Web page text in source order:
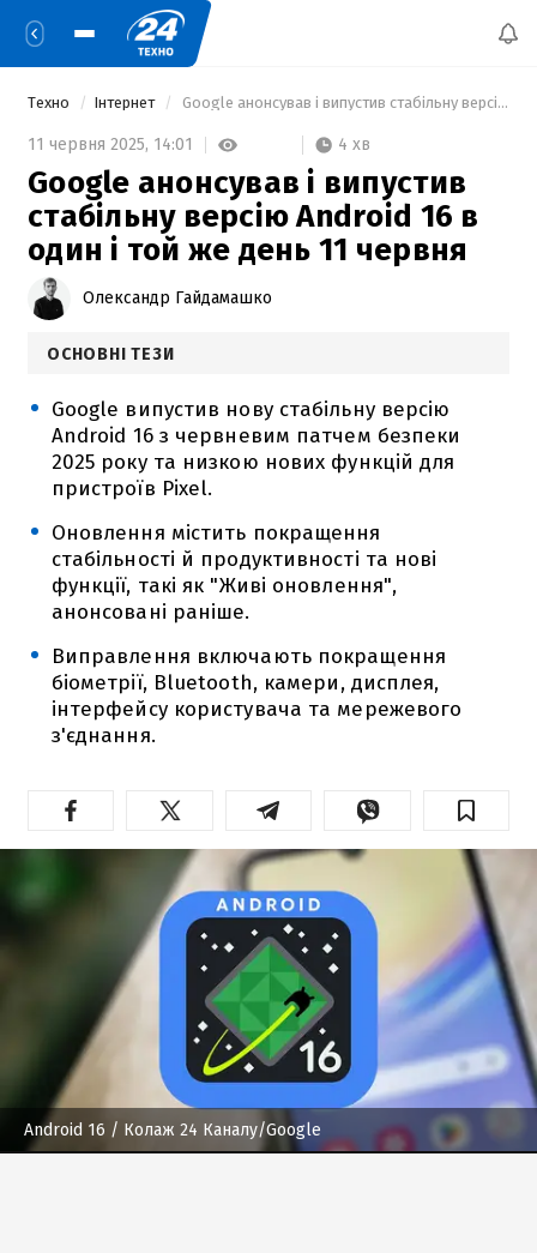
Техно Інтернет Google анонсував і випустив стабільну версію Android 16 в один і той же день 11 червня
11 червня 2025, 14:01 4 хв
Google анонсував і випустив
стабільну версію Android 16 в
один і той же день 11 червня
Олександр Гайдамашко
ОСНОВНІ ТЕЗИ
Google випустив нову стабільну версію
Android 16 з червневим патчем безпеки
2025 року та низкою нових функцій для
пристроїв Pixel.
Оновлення містить покращення
стабільності й продуктивності та нові
функції, такі як "Живі оновлення",
анонсовані раніше.
Виправлення включають покращення
біометрії, Bluetooth, камери, дисплея,
інтерфейсу користувача та мережевого
з'єднання.
Android 16 / Колаж 24 Каналу/Google